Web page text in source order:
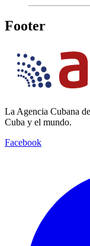
Footer
La Agencia Cubana
Cuba y el mundo.
Facebook